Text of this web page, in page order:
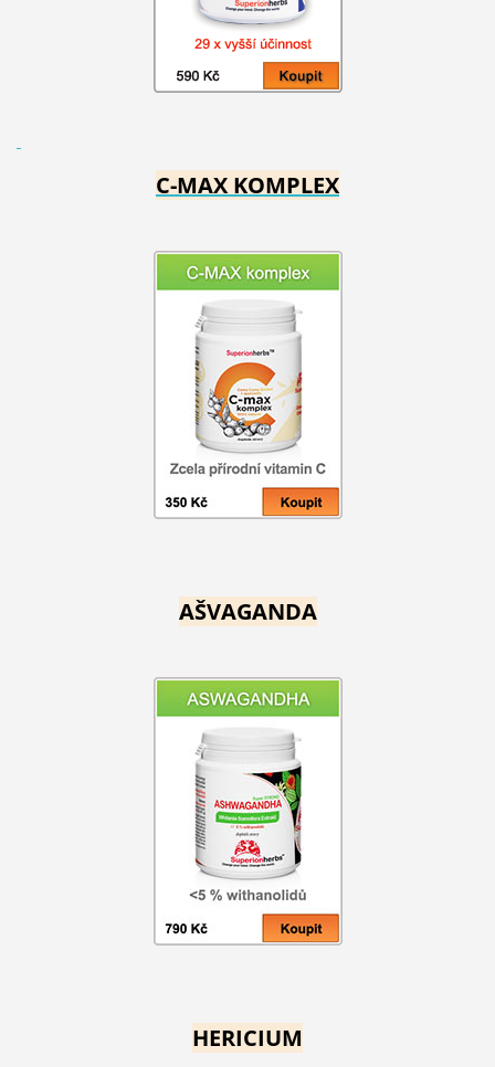
C-MAX KOMPLEX
AŠVAGANDA
HERICIUM